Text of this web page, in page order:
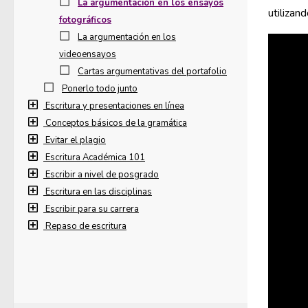
La argumentación en los ensayos
fotográficos
La argumentación en los
videoensayos
Cartas argumentativas del portafolio
Ponerlo todo junto
Escritura y presentaciones en línea
Conceptos básicos de la gramática
Evitar el plagio
Escritura Académica 101
Escribir a nivel de posgrado
Escritura en las disciplinas
Escribir para su carrera
Repaso de escritura